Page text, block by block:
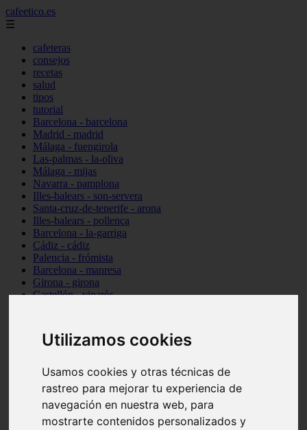
Utilizamos cookies
Usamos cookies y otras técnicas de
rastreo para mejorar tu experiencia de
navegación en nuestra web, para
mostrarte contenidos personalizados y
cafeetico.es
☰
cafeteras
consejos
recetas
salud
tipos
tutorial
Barcelona - barcelona
Madrid - madrid
Málaga - fuengirola
Las-palmas - la-oliva
Málaga - mijas
Navarra - pamplona
Illes-balears - son-servera
Santa-cruz-de-tenerife - arona
Illes-balears - pollença
Barcelona - la-garriga
Cádiz - cádiz
Palencia - frómista
Barcelona - manresa
Girona - girona
Castellón - vinaròs
Málaga - nerja
Girona - blanes
Málaga - marbella
Asturias - gijón
Girona - figueres
Alicante - santa-pola